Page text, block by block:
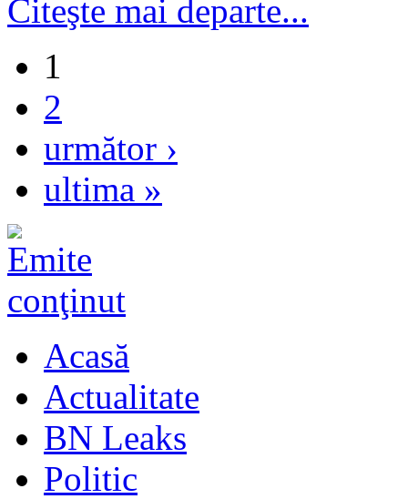
Citeşte mai departe...
1
2
următor ›
ultima »
Acasă
Actualitate
BN Leaks
Politic